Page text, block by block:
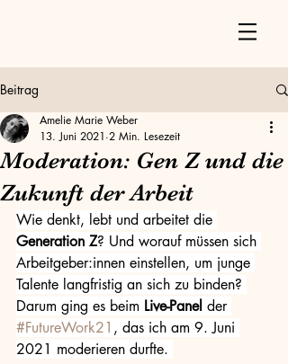
Beitrag
Moderation: Gen Z und die
Zukunft der Arbeit
Amelie Marie Weber
13. Juni 2021 2 Min. Lesezeit
Wie denkt, lebt und arbeitet die
Generation Z? Und worauf müssen sich
Arbeitgeber:innen einstellen, um junge
Talente langfristig an sich zu binden?
Darum ging es beim Live-Panel der
#FutureWork21 , das ich am 9. Juni
2021 moderieren durfte.